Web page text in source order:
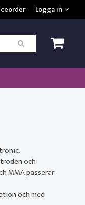
Logga in
och
MMA passerar
och med